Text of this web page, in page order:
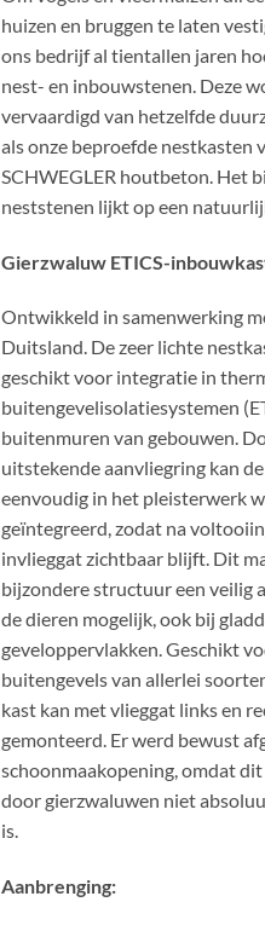
huizen en bruggen te laten
ons bedrijf al tientallen jaren
nest- en inbouwstenen. Deze
vervaardigd van hetzelfde
als onze beproefde nestkasten
SCHWEGLER houtbeton. Het
neststenen lijkt op een
Gierzwaluw ETICS-
Ontwikkeld in samenwerking
Duitsland. De zeer lichte
geschikt voor integratie in
buitengevelisolatiesystemen
buitenmuren van gebouwen.
uitstekende aanvliegring kan
eenvoudig in het pleisterwerk
geïntegreerd, zodat na
invlieggat zichtbaar blijft. Dit
bijzondere structuur een veilig
de dieren mogelijk, ook bij
geveloppervlakken. Geschikt
buitengevels van allerlei
kast kan met vlieggat links en
gemonteerd. Er werd bewust
schoonmaakopening, omdat
door gierzwaluwen niet
is.
Aanbrenging: